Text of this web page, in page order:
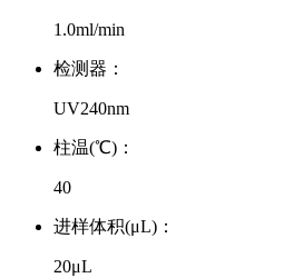
1.0ml/min
检测器：
UV240nm
柱温(℃)：
40
进样体积(μL)：
20μL